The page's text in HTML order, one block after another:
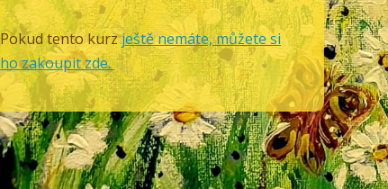
Pokud tento kurzještě nemáte, můžete si
ho zakoupit zde.